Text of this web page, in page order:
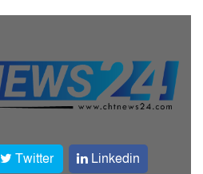
Twitter Linkedin